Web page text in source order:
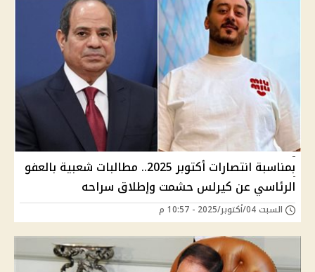
بمناسبة انتصارات أكتوبر 2025.. مطالبات شعبية بالعفو
الرئاسي عن كيرلس حشمت وإطلاق سراحه
السبت 04/أكتوبر/2025 - 10:57 م